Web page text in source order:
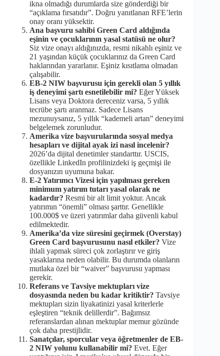
ikna olmadığı durumlarda size gönderdiği bir
“açıklama fırsatıdır”. Doğru yanıtlanan RFE’lerin
onay oranı yüksektir.
Ana başvuru sahibi Green Card aldığında
eşinin ve çocuklarının yasal statüsü ne olur?
Siz vize onayı aldığınızda, resmi nikahlı eşiniz ve
21 yaşından küçük çocuklarınız da Green Card
haklarından yararlanır. Eşiniz kısıtlama olmadan
çalışabilir.
EB-2 NIW başvurusu için gerekli olan 5 yıllık
iş deneyimi şartı esnetilebilir mi? Eğer Yüksek
Lisans veya Doktora dereceniz varsa, 5 yıllık
tecrübe şartı aranmaz. Sadece Lisans
mezunuysanız, 5 yıllık “kademeli artan” deneyimi
belgelemek zorunludur.
Amerika vize başvurularında sosyal medya
hesapları ve dijital ayak izi nasıl incelenir?
2026’da dijital denetimler standarttır. USCIS,
özellikle LinkedIn profilinizdeki iş geçmişi ile
dosyanızın uyumuna bakar.
E-2 Yatırımcı Vizesi için yapılması gereken
minimum yatırım tutarı yasal olarak ne
kadardır? Resmi bir alt limit yoktur. Ancak
yatırımın “önemli” olması şarttır. Genellikle
100.000$ ve üzeri yatırımlar daha güvenli kabul
edilmektedir.
Amerika’da vize süresini geçirmek (Overstay)
Green Card başvurusunu nasıl etkiler? Vize
ihlali yapmak süreci çok zorlaştırır ve giriş
yasaklarına neden olabilir. Bu durumda olanların
mutlaka özel bir “waiver” başvurusu yapması
gerekir.
Referans ve Tavsiye mektupları vize
dosyasında neden bu kadar kritiktir? Tavsiye
mektupları sizin liyakatinizi yasal kriterlerle
eşleştiren “teknik delillerdir”. Bağımsız
referanslardan alınan mektuplar memur gözünde
çok daha prestijlidir.
Sanatçılar, sporcular veya öğretmenler de EB-
2 NIW yolunu kullanabilir mi? Evet. Eğer